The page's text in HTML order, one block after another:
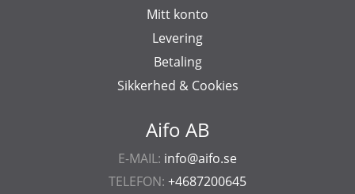
Aifo AB
E-MAIL: info@aifo.se
TELEFON: +4687200645
Mitt konto
Levering
Betaling
Sikkerhed & Cookies